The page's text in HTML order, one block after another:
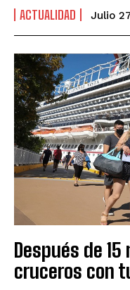
ACTUALIDAD Julio
Después de
cruceros con